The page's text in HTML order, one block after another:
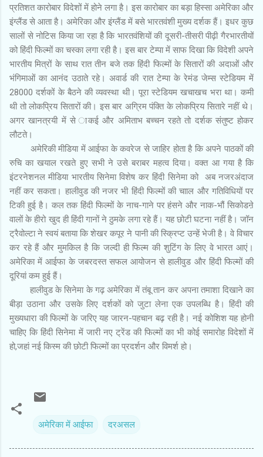
प्रतिशत कारोबार विदेशों में होने लगा है। इस कारोबार का बड़ा हिस्सा अमेरिका और
इंग्लैंड से आता है। अमेरिका और इंग्लैंड में बसे भारतवंशी मुख्य दर्शक हैं। इधर कुछ
सालों से नोटिस किया जा रहा है कि भारतवंशियों की दूसरी-तीसरी पीढ़ी गैरभारतीयों
को हिंदी फिल्मों का चस्का लगा रही है। इस बार टेम्पा में साफ दिखा कि विदेशी अपने
भारतीय मित्रों के साथ रात तीन बजे तक हिंदी फिल्मों के सितारों की अदाओं और
भंगिमाओं का आनंद उठाते रहे। अवार्ड की रात टेम्पा के रेमंड जेम्स स्टेडियम में
28000 दर्शकों के बैठने की व्यवस्था थी। पूरा स्टेडियम खचाखच भरा था। कमी
थी तो लोकप्रिय सितारों की। इस बार अग्रिम पंक्ति के लोकप्रिय सितारे नहीं थे।
अगर खानत्रयी में से ाकई और अमिताभ बच्चन रहते तो दर्शक संतुष्ट होकर
लौटते।
अमेरिकी मीडिया में आईफा के कवरेज से जाहिर होता है कि अपने पाठकों की
रुचि का खयाल रखते हुए सभी ने उसे बराबर महत्व दिया। वक्त आ गया है कि
इंटरनेशनल मीडिया भारतीय सिनेमा विशेष कर हिंदी सिनेमा को अब नजरअंदाज
नहीं कर सकता। हालीवुड की नजर भी हिंदी फिल्मों की चााल और गतिविधियों पर
टिकी हुई है। कल तक हिंदी फिल्मों के नाच-गाने पर हंसने और नाक-भौं सिकोडऩे
वालों के हीरो खुद ही हिंदी गानों ने ठुमके लगा रहे हैं। यह छोटी घटना नहीं है। जॉन
ट्रैवोल्टा ने स्वयं बताया कि शेखर कपूर ने पानी की स्क्रिप्ट उन्हें भेजी है। वे विचार
कर रहे हैं और मुमकिल है कि जल्दी ही फिल्म की शुटिंग के लिए वे भारत आएं।
अमेरिका में आईफा के जबरदस्त सफल आयोजन से हालीवुड और हिंदी फिल्मों की
दूरियां कम हुई हैं।
हालीवुड के सिनेमा के गढ़ अमेरिका में तंबू तान कर अपना तमाशा दिखाने का
बीड़ा उठाना और उसके लिए दर्शकों को जुटा लेना एक उपलब्धि है। हिंदी की
मुख्यधारा की फिल्मों के जरिए यह जारन-पहचान बढ़ रही है। नई कोशिश यह होनी
चाहिए कि हिंदी सिनेमा में जारी नए ट्रेंड की फिल्मों का भी कोई समारोह विदेशों में
हो,जहां नई किस्म की छोटी फिल्मों का प्रदर्शन और विमर्श हो।
अमेरिका में आईफा दरअसल